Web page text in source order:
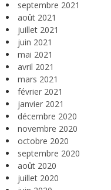
septembre 2021
août 2021
juillet 2021
juin 2021
mai 2021
avril 2021
mars 2021
février 2021
janvier 2021
décembre 2020
novembre 2020
octobre 2020
septembre 2020
août 2020
juillet 2020